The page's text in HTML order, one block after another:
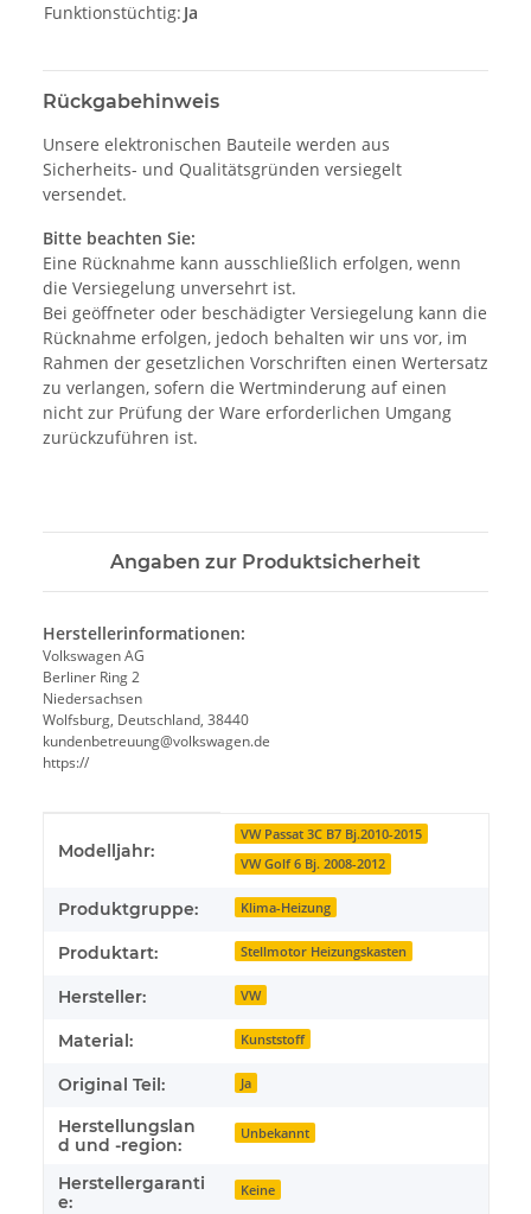
Funktionstüchtig: Ja
Rückgabehinweis
Unsere elektronischen Bauteile werden aus
Sicherheits- und Qualitätsgründen versiegelt
versendet.
Bitte beachten Sie:
Eine Rücknahme kann ausschließlich erfolgen, wenn
die Versiegelung unversehrt ist.
Bei geöffneter oder beschädigter Versiegelung kann die
Rücknahme erfolgen, jedoch behalten wir uns vor, im
Rahmen der gesetzlichen Vorschriften einen Wertersatz
zu verlangen, sofern die Wertminderung auf einen
nicht zur Prüfung der Ware erforderlichen Umgang
zurückzuführen ist.
Angaben zur Produktsicherheit
Herstellerinformationen:
Volkswagen AG
Berliner Ring 2
Niedersachsen
Wolfsburg, Deutschland, 38440
kundenbetreuung@volkswagen.de
https://
Modelljahr:
VW Passat 3C B7 Bj.2010-2015
VW Golf 6 Bj. 2008-2012
Produktgruppe: Klima-Heizung
Produktart: Stellmotor Heizungskasten
Hersteller: VW
Material: Kunststoff
Original Teil: Ja
Herstellungslan
d und -region:
Unbekannt
Herstellergaranti
e:
Keine